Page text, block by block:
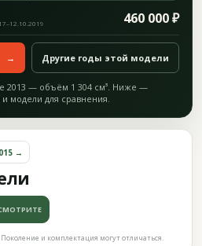
460 000 ₽
→ Другие годы этой модели
2013 — объём 1 304 см³. Ниже —
модели для сравнения.
→
и комплектация могут отличаться.